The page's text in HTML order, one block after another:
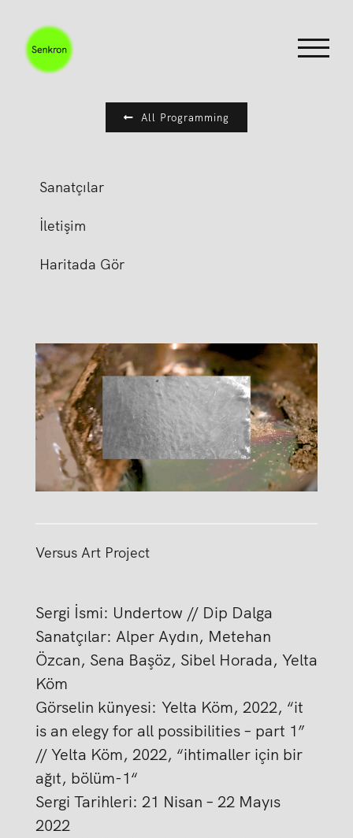
content
Versus Art Project
Sergi İsmi: Undertow // Dip Dalga
Sanatçılar: Alper Aydın, Metehan
Özcan, Sena Başöz, Sibel Horada, Yelta
Köm
Görselin künyesi: Yelta Köm, 2022, “it
is an elegy for all possibilities – part 1”
// Yelta Köm, 2022, “ihtimaller için bir
ağıt, bölüm-1“
Sergi Tarihleri: 21 Nisan – 22 Mayıs
2022
All Programming
Sanatçılar
İletişim
Haritada Gör